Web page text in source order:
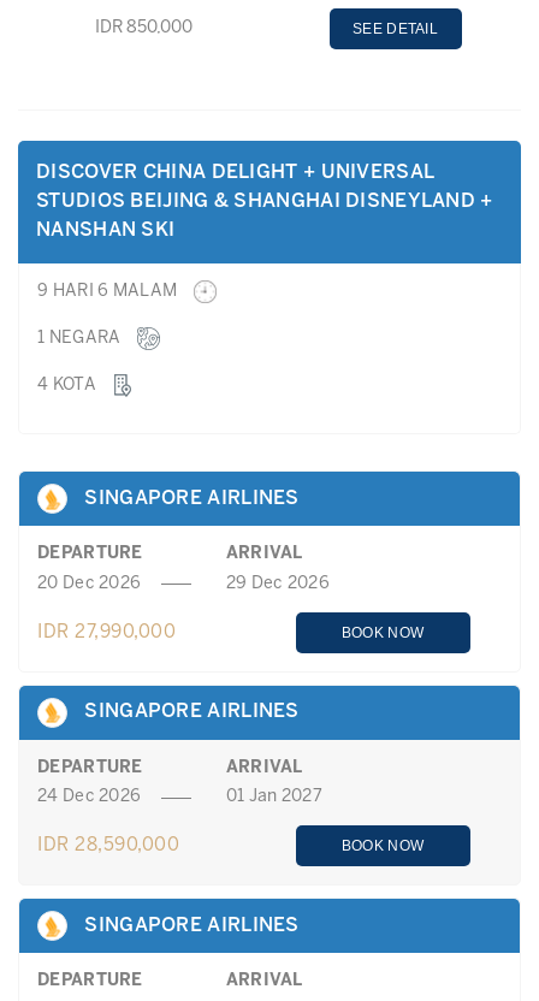
IDR 850,000 SEE DETAIL
DISCOVER CHINA DELIGHT + UNIVERSAL
STUDIOS BEIJING & SHANGHAI DISNEYLAND +
NANSHAN SKI
9 HARI 6 MALAM
1 NEGARA
4 KOTA
SINGAPORE AIRLINES
DEPARTURE
ARRIVAL
20 Dec 2026
29 Dec 2026
IDR 27,990,000 BOOK NOW
SINGAPORE AIRLINES
DEPARTURE
ARRIVAL
24 Dec 2026
01 Jan 2027
IDR 28,590,000 BOOK NOW
SINGAPORE AIRLINES
DEPARTURE
ARRIVAL